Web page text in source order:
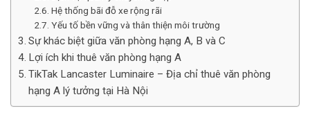
Hệ thống bãi đỗ xe rộng rãi
Yếu tố bền vững và thân thiện môi trường
Sự khác biệt giữa văn phòng hạng A, B và C
Lợi ích khi thuê văn phòng hạng A
TikTak Lancaster Luminaire – Địa chỉ thuê văn phòng
hạng A lý tưởng tại Hà Nội